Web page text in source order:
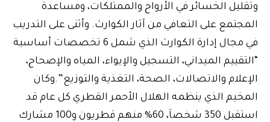
وتقليل الخسائر في الأرواح والممتلكات، ومساعدة
المجتمع على التعافي من آثار الكوارث. وأثنى على التدريب
في مجال إدارة الكوارث الذي شمل 6 تخصصات أساسية
“التقييم الميداني، التسجيل والإيواء، المياه والإصحاح،
الإعلام والاتصالات، الصحة، التغذية والتوزيع”.وكان
المخيم الذي ينظمه الهلال الأحمر القطري كل عام قد
استقبل 350 شخصاَ، 60% منهم قطريون و100 مشارك